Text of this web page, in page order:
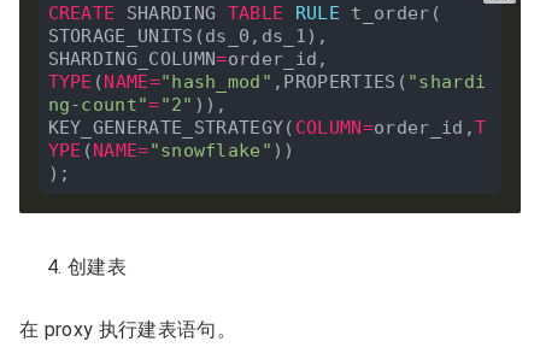
CREATE SHARDING TABLE RULE t_order(
STORAGE_UNITS(ds_0,ds_1),
SHARDING_COLUMN=
TYPE (NAME="hash_mod" ,PROPERTIES( "shardi
ng-count"="2" )),
KEY_GENERATE_STRATEGY( COLUMN=order_id,T
YPE (NAME="snowflake" ))
创建表
在 proxy 执行建表语句。